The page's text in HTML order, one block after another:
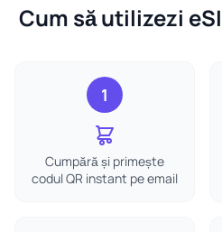
Cum să utilizezi
1
Cumpără și primește
codul QR instant pe email